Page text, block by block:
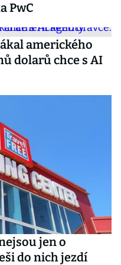
PwC
amerického
dolarů chce s AI
jen o
do nich jezdí